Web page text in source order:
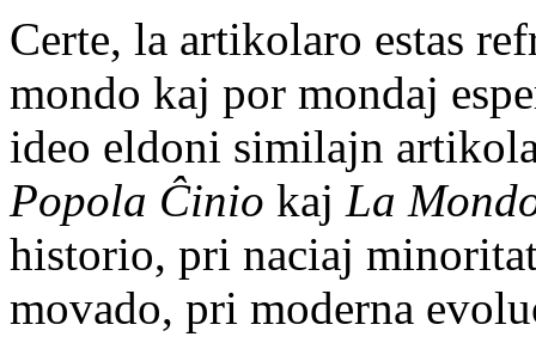
Certe, la artikolaro estas
mondo kaj por mondaj
ideo eldoni similajn
Popola Ĉinio kaj La
historio, pri naciaj
movado, pri moderna